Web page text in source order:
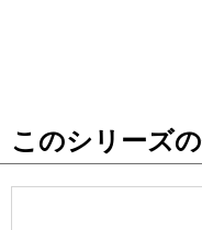
このシリーズ